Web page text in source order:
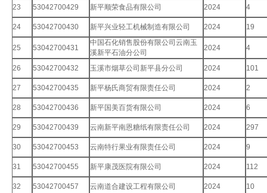
23 53042700429 新平顺荣食品有限公司 2024 4
24 53042700430 新平兴业轻工机械制造有限公司 2024 19
25 53042700431
中国石化销售股份有限公司云南玉
溪新平石油分公司
2024 4
26 53042700432 玉溪市烟草公司新平县分公司 2024 101
27 53042700435 新平杨氏商贸有限责任公司 2024 2
28 53042700436 新平国美百货有限公司 2024 6
29 53042700439 云南新平南恩糖纸有限责任公司 2024 297
30 53042700453 云南特行果业有限责任公司 2024 9
31 53042700455 新平康茂医院有限公司 2024 112
32 53042700457 云南道合建设工程有限公司 2024 10